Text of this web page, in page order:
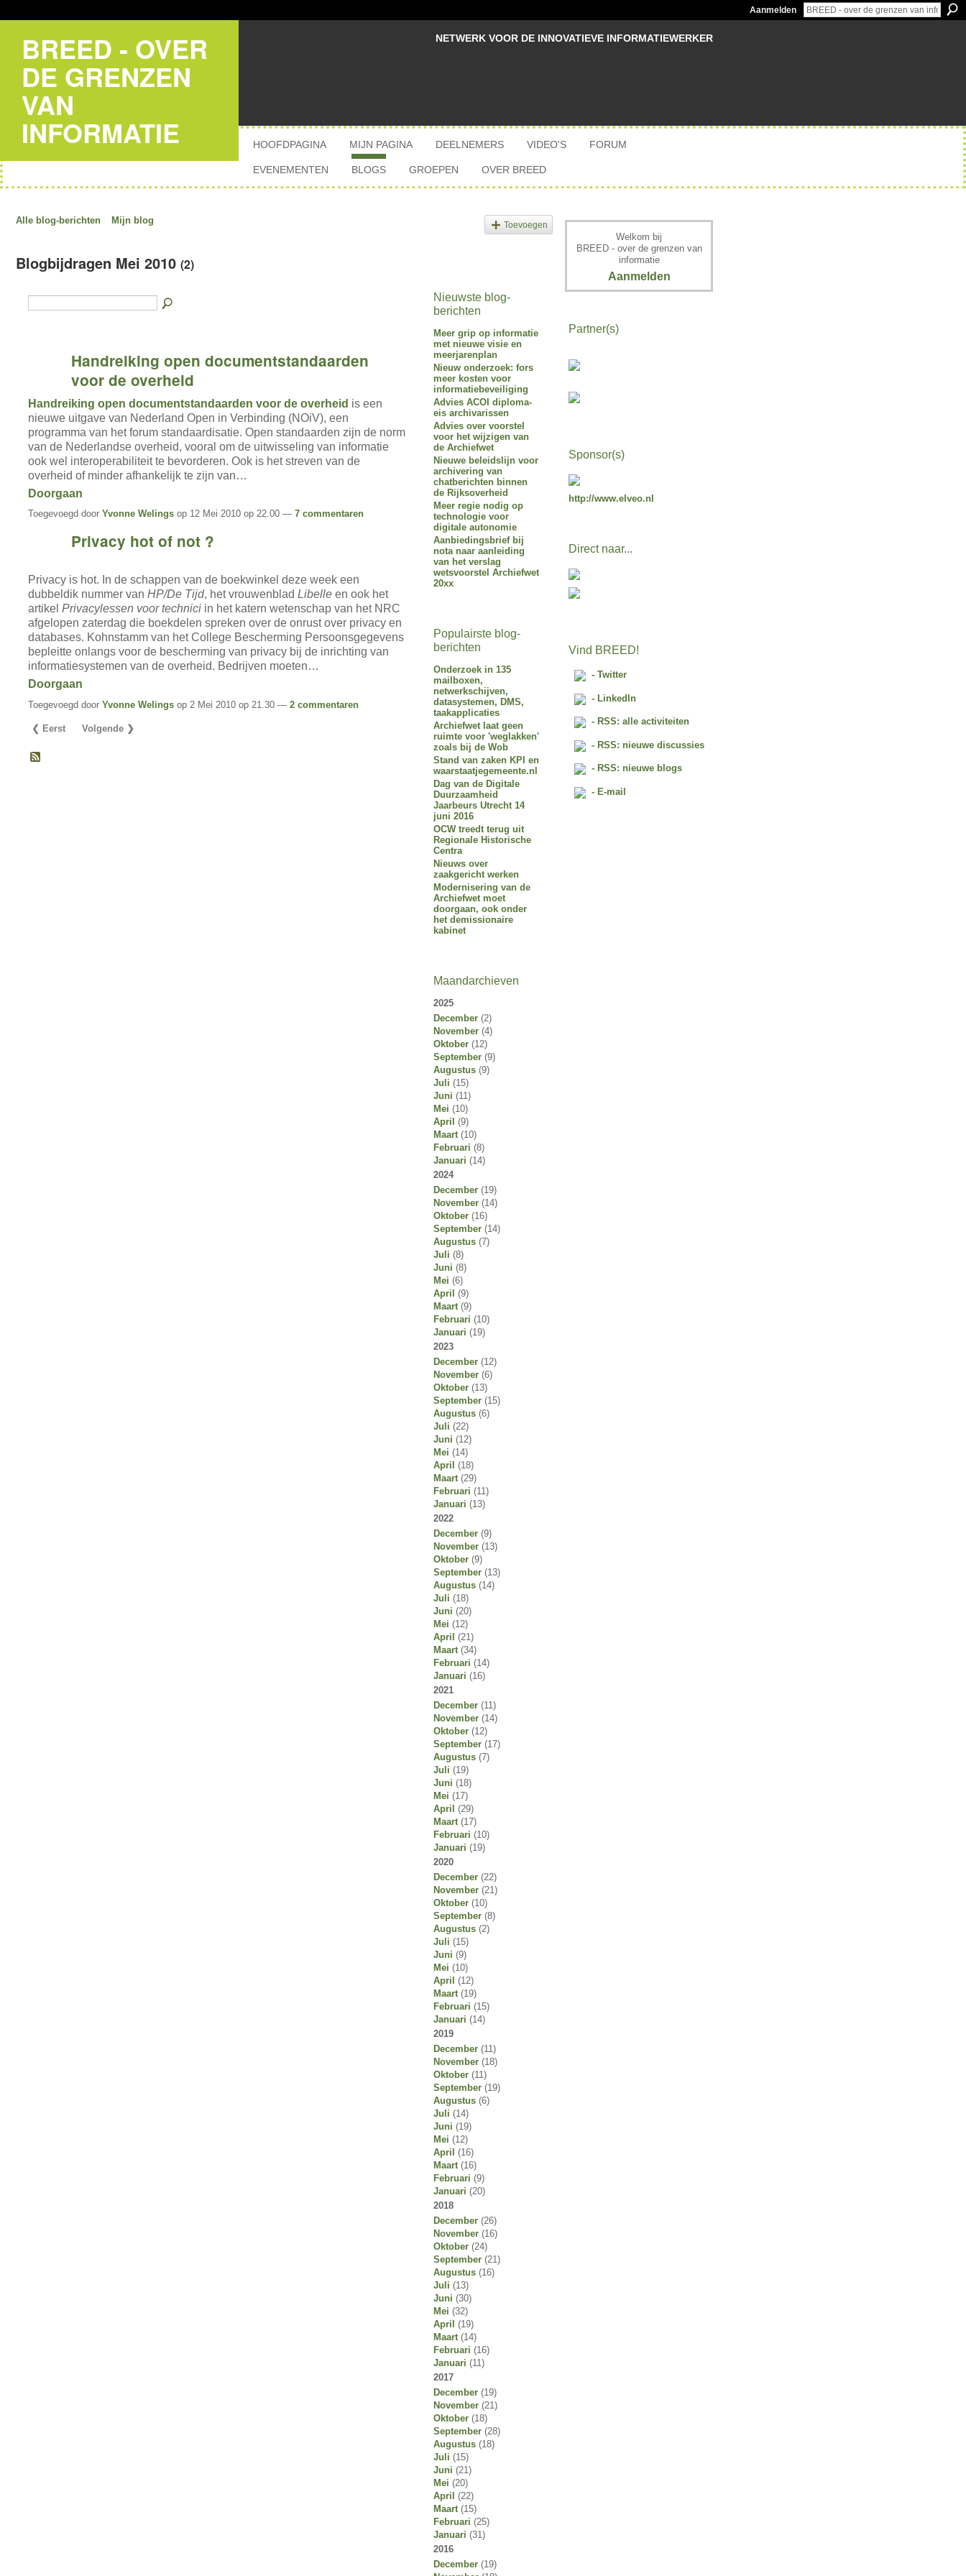
Aanmelden
BREED - OVER
DE GRENZEN
VAN
INFORMATIE
NETWERK VOOR DE INNOVATIEVE INFORMATIEWERKER
HOOFDPAGINA MIJN PAGINA DEELNEMERS VIDEO'S FORUM
EVENEMENTEN BLOGS GROEPEN OVER BREED
Alle blog-berichten Mijn blog Toevoegen
Blogbijdragen Mei 2010 (2)
Handreiking open documentstandaarden
voor de overheid
Handreiking open documentstandaarden voor de overheid is een
nieuwe uitgave van Nederland Open in Verbinding (NOiV), een
programma van het forum standaardisatie. Open standaarden zijn de norm
van de Nederlandse overheid, vooral om de uitwisseling van informatie
ook wel interoperabiliteit te bevorderen. Ook is het streven van de
overheid of minder afhankelijk te zijn van…
Doorgaan
Toegevoegd door Yvonne Welings op 12 Mei 2010 op 22.00 — 7 commentaren
Privacy hot of not ?
Privacy is hot. In de schappen van de boekwinkel deze week een
dubbeldik nummer van HP/De Tijd, het vrouwenblad Libelle en ook het
artikel Privacylessen voor technici in het katern wetenschap van het NRC
afgelopen zaterdag die boekdelen spreken over de onrust over privacy en
databases. Kohnstamm van het College Bescherming Persoonsgegevens
bepleitte onlangs voor de bescherming van privacy bij de inrichting van
informatiesystemen van de overheid. Bedrijven moeten…
Doorgaan
Toegevoegd door Yvonne Welings op 2 Mei 2010 op 21.30 — 2 commentaren
❮ Eerst Volgende ❯
Nieuwste blog-
berichten
Meer grip op informatie
met nieuwe visie en
meerjarenplan
Nieuw onderzoek: fors
meer kosten voor
informatiebeveiliging
Advies ACOI diploma-
eis archivarissen
Advies over voorstel
voor het wijzigen van
de Archiefwet
Nieuwe beleidslijn voor
archivering van
chatberichten binnen
de Rijksoverheid
Meer regie nodig op
technologie voor
digitale autonomie
Aanbiedingsbrief bij
nota naar aanleiding
van het verslag
wetsvoorstel Archiefwet
20xx
Populairste blog-
berichten
Onderzoek in 135
mailboxen,
netwerkschijven,
datasystemen, DMS,
taakapplicaties
Archiefwet laat geen
ruimte voor 'weglakken'
zoals bij de Wob
Stand van zaken KPI en
waarstaatjegemeente.nl
Dag van de Digitale
Duurzaamheid
Jaarbeurs Utrecht 14
juni 2016
OCW treedt terug uit
Regionale Historische
Centra
Nieuws over
zaakgericht werken
Modernisering van de
Archiefwet moet
doorgaan, ook onder
het demissionaire
kabinet
Maandarchieven
2025
December (2)
November (4)
Oktober (12)
September (9)
Augustus (9)
Juli (15)
Juni (11)
Mei (10)
April (9)
Maart(10)
Februari (8)
Januari (14)
2024
December (19)
November (14)
Oktober (16)
September (14)
Augustus (7)
Juli (8)
Juni (8)
Mei (6)
April (9)
Maart(9)
Februari (10)
Januari (19)
2023
December (12)
November (6)
Oktober (13)
September (15)
Augustus (6)
Juli (22)
Juni (12)
Mei (14)
April (18)
Maart(29)
Februari (11)
Januari (13)
2022
December (9)
November (13)
Oktober (9)
September (13)
Augustus (14)
Juli (18)
Juni (20)
Mei (12)
April (21)
Maart(34)
Februari (14)
Januari (16)
2021
December (11)
November (14)
Oktober (12)
September (17)
Augustus (7)
Juli (19)
Juni (18)
Mei (17)
April (29)
Maart(17)
Februari (10)
Januari (19)
2020
December (22)
November (21)
Oktober (10)
September (8)
Augustus (2)
Juli (15)
Juni (9)
Mei (10)
April (12)
Maart(19)
Februari (15)
Januari (14)
2019
December (11)
November (18)
Oktober (11)
September (19)
Augustus (6)
Juli (14)
Juni (19)
Mei (12)
April (16)
Maart(16)
Februari (9)
Januari (20)
2018
December (26)
November (16)
Oktober (24)
September (21)
Augustus (16)
Juli (13)
Juni (30)
Mei (32)
April (19)
Maart(14)
Februari (16)
Januari (11)
2017
December (19)
November (21)
Oktober (18)
September (28)
Augustus (18)
Juli (15)
Juni (21)
Mei (20)
April (22)
Maart(15)
Februari (25)
Januari (31)
2016
December (19)
Welkom bij
BREED - over de grenzen van
informatie
Aanmelden
Partner(s)
Sponsor(s)
http://www.elveo.nl
Direct naar...
Vind BREED!
- Twitter
- LinkedIn
- RSS: alle activiteiten
- RSS: nieuwe discussies
- RSS: nieuwe blogs
- E-mail